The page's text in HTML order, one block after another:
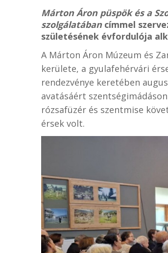
Márton Áron püspök és a
szolgálatábancímmel
születésének évfordulója
A Márton Áron Múzeum és
kerülete, a gyulafehérvári
rendezvénye keretében
avatásáért
rózsafüzér és szentmise
érsek volt.